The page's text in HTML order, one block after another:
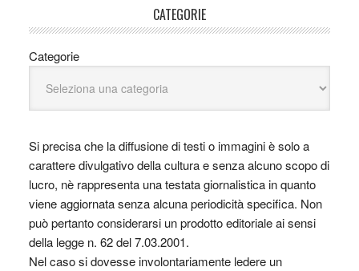
CATEGORIE
Categorie
Si precisa che la diffusione di testi o immagini è solo a
carattere divulgativo della cultura e senza alcuno scopo di
lucro, nè rappresenta una testata giornalistica in quanto
viene aggiornata senza alcuna periodicità specifica. Non
può pertanto considerarsi un prodotto editoriale ai sensi
della legge n. 62 del 7.03.2001.
Nel caso si dovesse involontariamente ledere un